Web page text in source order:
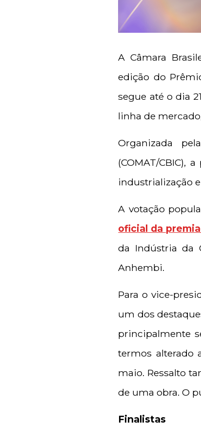
A Câmara
edição do
segue até o dia
linha de
Organizada
(COMAT/CBIC),
industrialização
A votação
oficial da
da Indústria da
Anhembi.
Para o vice-
um dos
principalmente
termos alterado
maio. Ressalto
de uma obra. O
Finalistas